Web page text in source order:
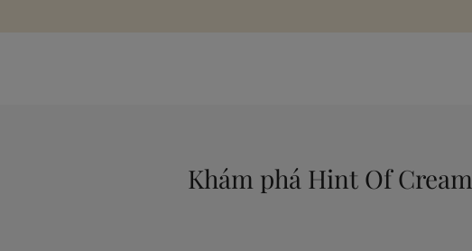
Khám phá Hint Of Cream